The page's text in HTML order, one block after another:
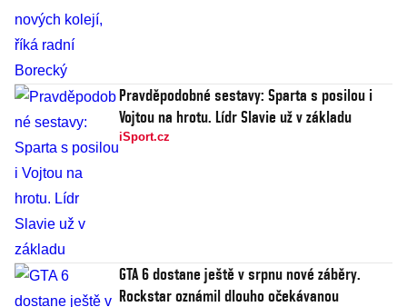
Pravděpodobné sestavy: Sparta s posilou i
Vojtou na hrotu. Lídr Slavie už v základu
iSport.cz
GTA 6 dostane ještě v srpnu nové záběry.
Rockstar oznámil dlouho očekávanou